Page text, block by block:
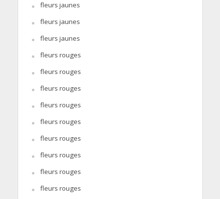
fleurs jaunes
fleurs jaunes
fleurs jaunes
fleurs rouges
fleurs rouges
fleurs rouges
fleurs rouges
fleurs rouges
fleurs rouges
fleurs rouges
fleurs rouges
fleurs rouges